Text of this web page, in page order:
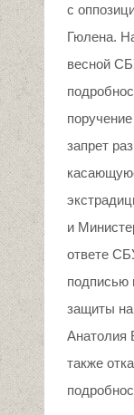
с
Гюлена.
весной
запрет
и
ответе
подписью
защиты
Анатолия
также